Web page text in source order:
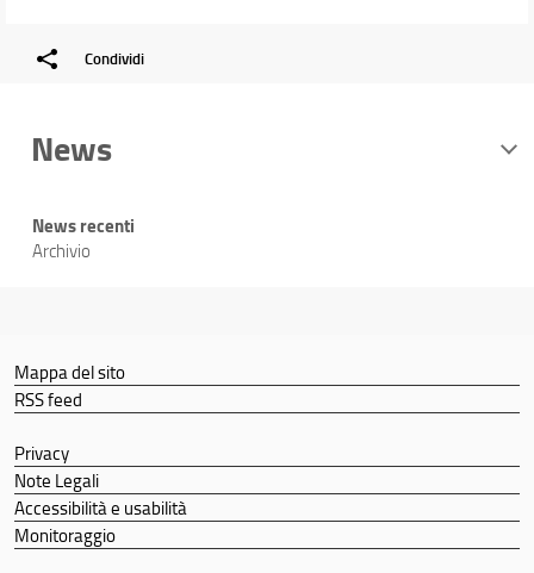
Condividi
News
News recenti
Archivio
Mappa del sito
RSS feed
Privacy
Note Legali
Accessibilità e usabilità
Monitoraggio